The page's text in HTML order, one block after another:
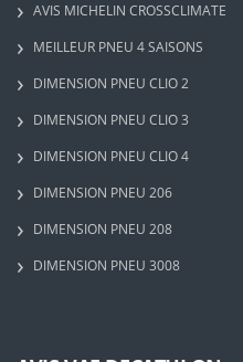
AVIS MICHELIN CROSSCLIMATE
MEILLEUR PNEU 4 SAISONS
DIMENSION PNEU CLIO 2
DIMENSION PNEU CLIO 3
DIMENSION PNEU CLIO 4
DIMENSION PNEU 206
DIMENSION PNEU 208
DIMENSION PNEU 3008